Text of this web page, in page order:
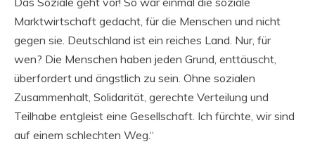
Marktwirtschaft gedacht, für die Menschen und nicht
gegen sie. Deutschland ist ein reiches Land. Nur, für
wen? Die Menschen haben jeden Grund, enttäuscht,
überfordert und ängstlich zu sein. Ohne sozialen
Zusammenhalt, Solidarität, gerechte Verteilung und
Teilhabe entgleist eine Gesellschaft. Ich fürchte, wir sind
auf einem schlechten Weg.“